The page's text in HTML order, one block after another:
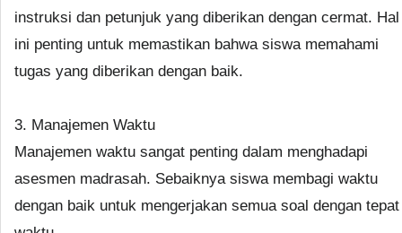
instruksi dan petunjuk yang diberikan dengan cermat. Hal
ini penting untuk memastikan bahwa siswa memahami
tugas yang diberikan dengan baik.
3. Manajemen Waktu
Manajemen waktu sangat penting dalam menghadapi
asesmen madrasah. Sebaiknya siswa membagi waktu
dengan baik untuk mengerjakan semua soal dengan tepat